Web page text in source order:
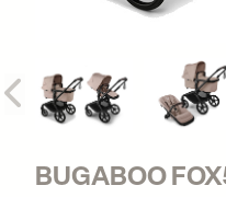
BUGABOO